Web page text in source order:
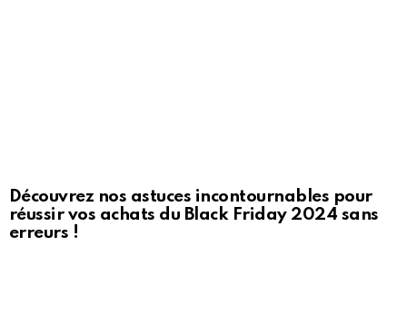
Découvrez nos astuces incontournables pour
réussir vos achats du Black Friday 2024 sans
erreurs !